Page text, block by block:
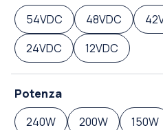
54VDC
48VDC
24VDC
12VDC
Potenza
240W
200W 150W